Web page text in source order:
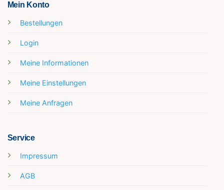
Mein Konto
Bestellungen
Login
Meine Informationen
Meine Einstellungen
Meine Anfragen
Service
Impressum
AGB